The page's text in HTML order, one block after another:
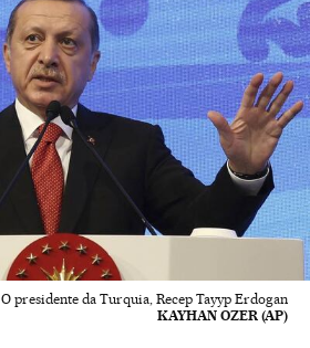
O presidente da Turquia, Recep Tayyp Erdogan
KAYHAN OZER (AP)